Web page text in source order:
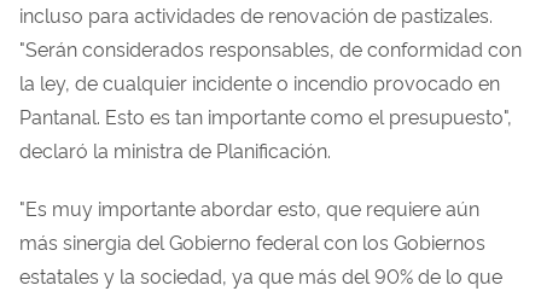
incluso para actividades de renovación de pastizales.
"Serán considerados responsables, de conformidad con
la ley, de cualquier incidente o incendio provocado en
Pantanal. Esto es tan importante como el presupuesto",
declaró la ministra de Planificación.
"Es muy importante abordar esto, que requiere aún
más sinergia del Gobierno federal con los Gobiernos
estatales y la sociedad, ya que más del 90% de lo que